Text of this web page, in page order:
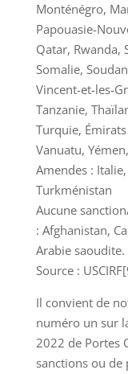
Monténégro,
Papouasie-
Qatar, Rwanda,
Somalie,
Vincent-et-les-
Tanzanie,
Turquie,
Vanuatu,
Amendes :
Turkménistan
Aucune
: Afghanistan,
Arabie saoudite.
Source :
Il convient de
numéro un sur
2022 de Portes
sanctions ou